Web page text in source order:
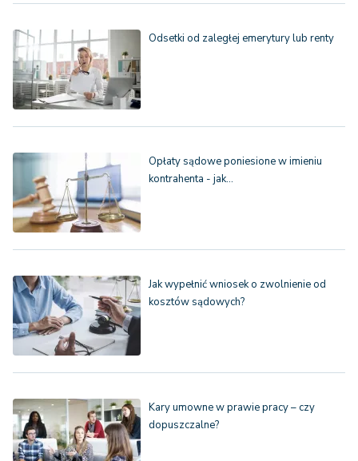
Odsetki od zaległej emerytury lub renty
Opłaty sądowe poniesione w imieniu
kontrahenta - jak…
Jak wypełnić wniosek o zwolnienie od
kosztów sądowych?
Kary umowne w prawie pracy – czy
dopuszczalne?